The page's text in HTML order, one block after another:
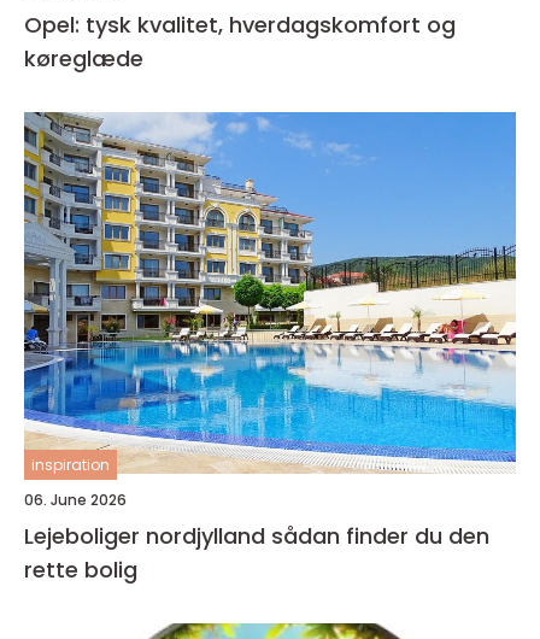
Opel: tysk kvalitet, hverdagskomfort og
køreglæde
inspiration
06. June 2026
Lejeboliger nordjylland sådan finder du den
rette bolig